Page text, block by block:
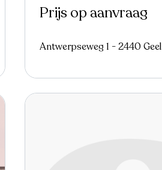
Prijs op aanvraag
Antwerpseweg 1 - 2440 Geel